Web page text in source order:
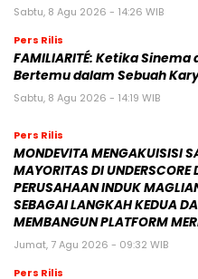
Sabtu, 8 Agu 2026 - 14:26 WIB
Pers Rilis
FAMILIARITÉ: Ketika Sinema
Bertemu dalam Sebuah
Sabtu, 8 Agu 2026 - 14:19 WIB
Pers Rilis
MONDEVITA MENGAKUISISI
MAYORITAS DI UNDERSCORE
PERUSAHAAN INDUK
SEBAGAI LANGKAH KEDUA
MEMBANGUN PLATFORM
Jumat, 7 Agu 2026 - 09:32 WIB
Pers Rilis